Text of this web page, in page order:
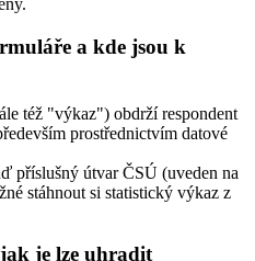
a kde jsou k
též "výkaz") obdrží respondent
prostřednictvím datové
příslušný útvar ČSÚ (uveden na
stáhnout si statistický výkaz z
je lze uhradit